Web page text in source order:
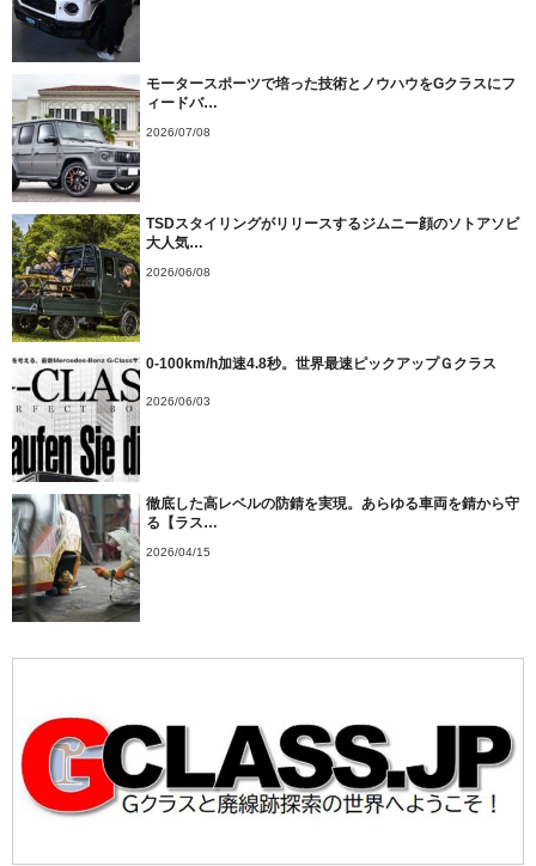
モータースポーツで培った技術とノウハウをGクラスにフ
ィードバ…
2026/07/08
TSDスタイリングがリリースするジムニー顔のソトアソビ
大人気…
2026/06/08
0-100km/h加速4.8秒。世界最速ピックアップＧクラス
2026/06/03
徹底した高レベルの防錆を実現。あらゆる車両を錆から守
る【ラス…
2026/04/15